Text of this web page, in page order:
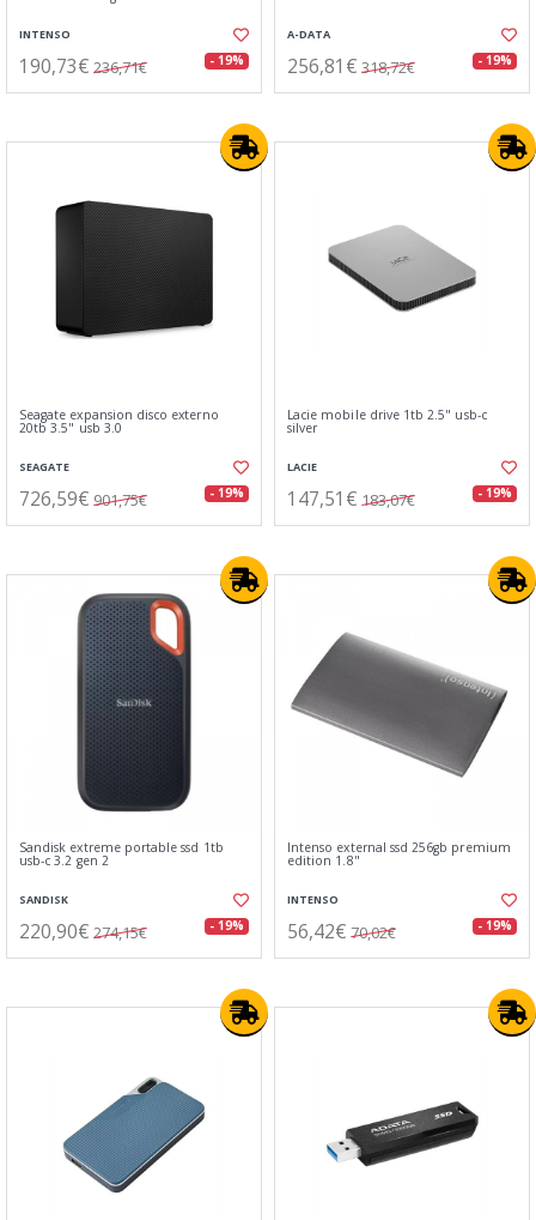
INTENSO
190,73€ 236,71€ - 19%
A-DATA
256,81€ 318,72€ - 19%
Seagate expansion disco externo
20tb 3.5" usb 3.0
SEAGATE
726,59€ 901,75€ - 19%
Lacie mobile drive 1tb 2.5" usb-c
silver
LACIE
147,51€ 183,07€ - 19%
Sandisk extreme portable ssd 1tb
usb-c 3.2 gen 2
SANDISK
220,90€ 274,15€ - 19%
Intenso external ssd 256gb premium
edition 1.8"
INTENSO
56,42€ 70,02€ - 19%